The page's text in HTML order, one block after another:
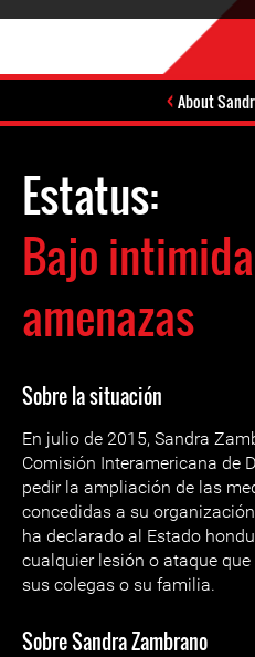
About
Estatus:
Bajo
amenazas
Sobre la situación
En julio de 2015, Sandra
Comisión Interamericana de
pedir la ampliación de las
concedidas a su
ha declarado al Estado
cualquier lesión o ataque
sus colegas o su familia.
Sobre Sandra Zambrano